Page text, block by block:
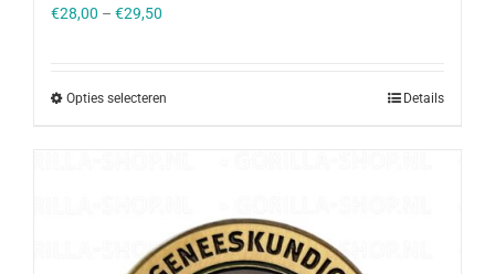
€28,00 – €29,50
Opties selecteren Details